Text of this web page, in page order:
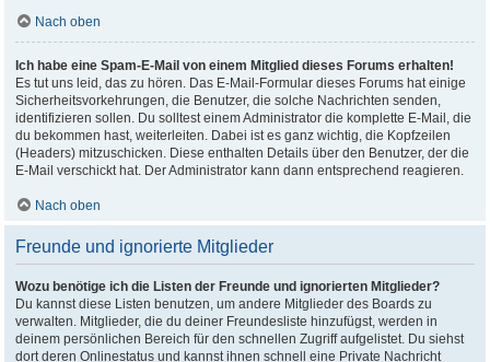
Nach oben
Ich habe eine Spam-E-Mail von einem Mitglied dieses Forums erhalten!
Es tut uns leid, das zu hören. Das E-Mail-Formular dieses Forums hat einige
Sicherheitsvorkehrungen, die Benutzer, die solche Nachrichten senden,
identifizieren sollen. Du solltest einem Administrator die komplette E-Mail, die
du bekommen hast, weiterleiten. Dabei ist es ganz wichtig, die Kopfzeilen
(Headers) mitzuschicken. Diese enthalten Details über den Benutzer, der die
E-Mail verschickt hat. Der Administrator kann dann entsprechend reagieren.
Nach oben
Freunde und ignorierte Mitglieder
Wozu benötige ich die Listen der Freunde und ignorierten Mitglieder?
Du kannst diese Listen benutzen, um andere Mitglieder des Boards zu
verwalten. Mitglieder, die du deiner Freundesliste hinzufügst, werden in
deinem persönlichen Bereich für den schnellen Zugriff aufgelistet. Du siehst
dort deren Onlinestatus und kannst ihnen schnell eine Private Nachricht